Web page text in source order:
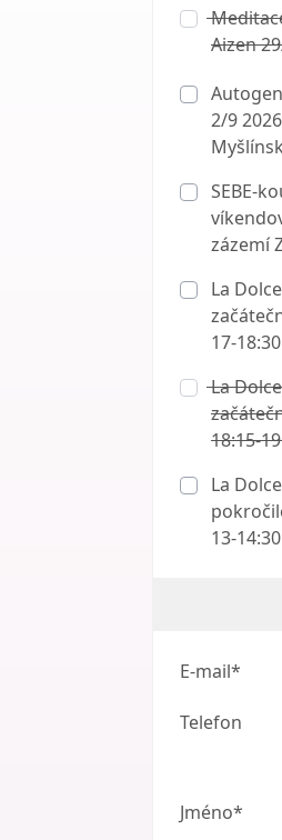
Aizen
2/9
SEBE-
zázemí
La
17-
La
18:15-
La
13-
E-mail*
Telefon
Jméno*